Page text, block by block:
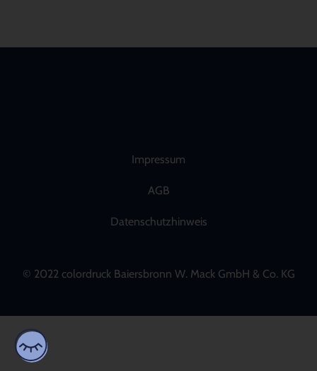
Impressum
AGB
Datenschutzhinweis
© 2022 colordruck Baiersbronn W. Mack GmbH & Co. KG